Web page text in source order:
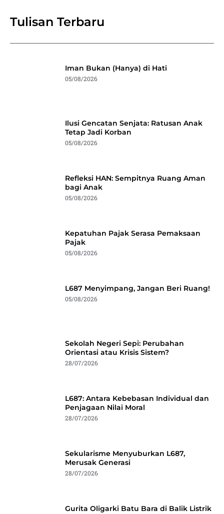
Tulisan Terbaru
Iman Bukan (Hanya) di Hati
05/08/2026
Ilusi Gencatan Senjata: Ratusan Anak
Tetap Jadi Korban
05/08/2026
Refleksi HAN: Sempitnya Ruang Aman
bagi Anak
05/08/2026
Kepatuhan Pajak Serasa Pemaksaan
Pajak
05/08/2026
L687 Menyimpang, Jangan Beri Ruang!
05/08/2026
Sekolah Negeri Sepi: Perubahan
Orientasi atau Krisis Sistem?
28/07/2026
L687: Antara Kebebasan Individual dan
Penjagaan Nilai Moral
28/07/2026
Sekularisme Menyuburkan L687,
Merusak Generasi
28/07/2026
Gurita Oligarki Batu Bara di Balik Listrik